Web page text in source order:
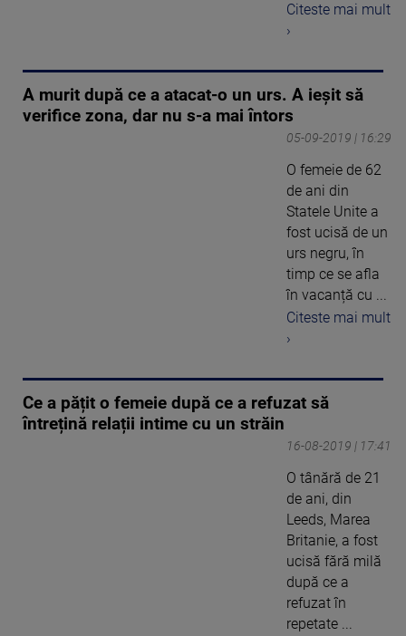
Citeste mai mult
›
A murit după ce a atacat-o un urs. A ieșit să
verifice zona, dar nu s-a mai întors
05-09-2019 | 16:29
O femeie de 62
de ani din
Statele Unite a
fost ucisă de un
urs negru, în
timp ce se afla
în vacanță cu ...
Citeste mai mult
›
Ce a pățit o femeie după ce a refuzat să
întrețină relații intime cu un străin
16-08-2019 | 17:41
O tânără de 21
de ani, din
Leeds, Marea
Britanie, a fost
ucisă fără milă
după ce a
refuzat în
repetate ...